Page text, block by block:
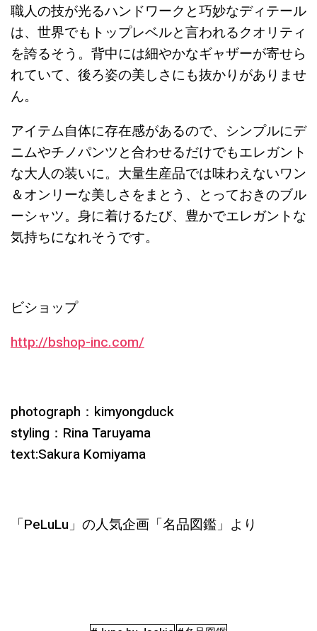
職人の技が光るハンドワークと巧妙なディテール
は、世界でもトップレベルと言われるクオリティ
を誇るそう。背中には細やかなギャザーが寄せら
れていて、後ろ姿の美しさにも抜かりがありませ
ん。
アイテム自体に存在感があるので、シンプルにデ
ニムやチノパンツと合わせるだけでもエレガント
な大人の装いに。大量生産品では味わえないワン
＆オンリーな美しさをまとう、とっておきのブル
ーシャツ。身に着けるたび、豊かでエレガントな
気持ちになれそうです。
ビショップ
http://bshop-inc.com/
photograph：kimyongduck
styling：Rina Taruyama
text:Sakura Komiyama
「PeLuLu」の人気企画「名品図鑑」より